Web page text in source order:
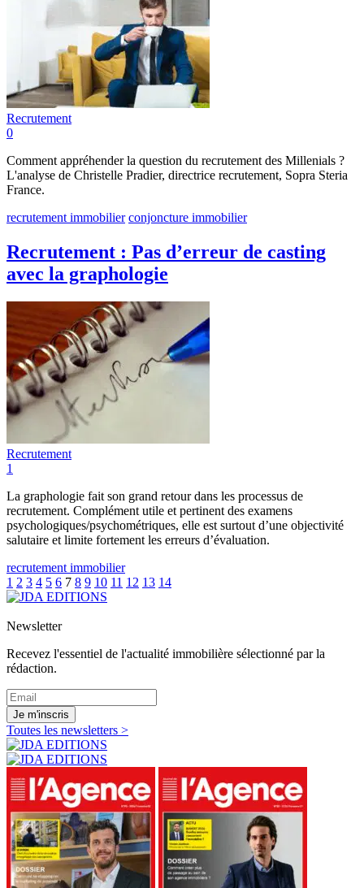
Recrutement
0
Comment appréhender la question du recrutement des Millenials ?
L'analyse de Christelle Pradier, directrice recrutement, Sopra Steria
France.
recrutement immobilier conjoncture immobilier
Recrutement : Pas d’erreur de casting
avec la graphologie
Recrutement
1
La graphologie fait son grand retour dans les processus de
recrutement. Complément utile et pertinent des examens
psychologiques/psychométriques, elle est surtout d’une objectivité
salutaire et limite fortement les erreurs d’évaluation.
recrutement immobilier
1 2 3 4 5 6 7 8 9 10 11 12 13 14
Newsletter
Recevez l'essentiel de l'actualité immobilière sélectionné par la
rédaction.
Je m'inscris
Toutes les newsletters >